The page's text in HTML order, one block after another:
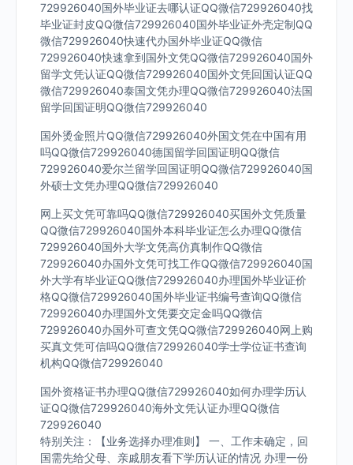
729926040国外毕业证去哪认证QQ微信729926040找
毕业证封皮QQ微信729926040国外毕业证外壳定制QQ
微信729926040快速代办国外毕业证QQ微信
729926040快速拿到国外文凭QQ微信729926040国外
留学文凭认证QQ微信729926040国外文凭回国认证QQ
微信729926040泰国文凭办理QQ微信729926040法国
留学回国证明QQ微信729926040
国外烫金照片QQ微信729926040外国文凭在中国有用
吗QQ微信729926040德国留学回国证明QQ微信
729926040爱尔兰留学回国证明QQ微信729926040国
外硕士文凭办理QQ微信729926040
网上买文凭可靠吗QQ微信729926040买国外文凭质量
QQ微信729926040国外本科毕业证怎么办理QQ微信
729926040国外大学文凭高仿真制作QQ微信
729926040办国外文凭可找工作QQ微信729926040国
外大学有毕业证QQ微信729926040办理国外毕业证价
格QQ微信729926040国外毕业证书编号查询QQ微信
729926040办理国外文凭要交定金吗QQ微信
729926040办国外可查文凭QQ微信729926040网上购
买真文凭可信吗QQ微信729926040学士学位证书查询
机构QQ微信729926040
国外资格证书办理QQ微信729926040如何办理学历认
证QQ微信729926040海外文凭认证办理QQ微信
729926040
特别关注：【业务选择办理准则】 一、工作未确定，回
国需先给父母、亲戚朋友看下学历认证的情况 办理一份